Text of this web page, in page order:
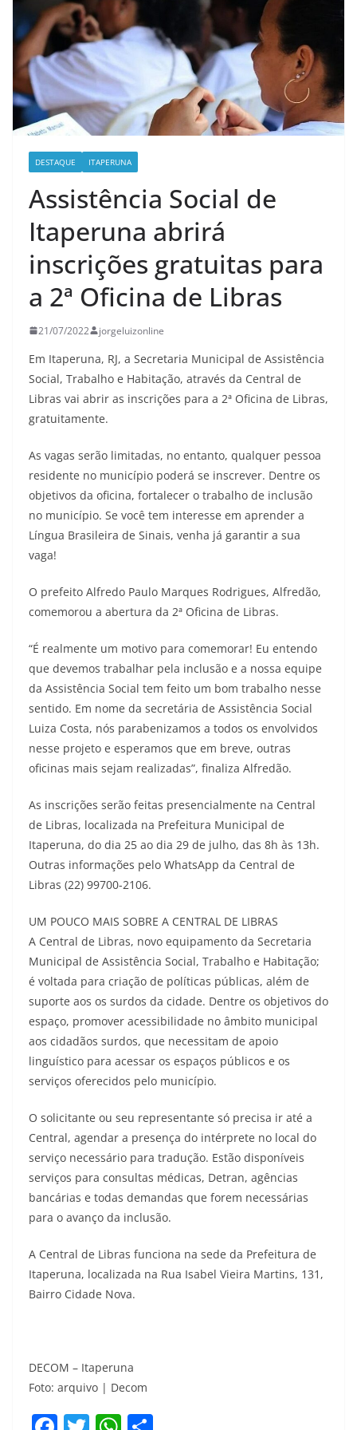
DESTAQUE ITAPERUNA
Assistência Social de
Itaperuna abrirá
inscrições gratuitas para
a 2ª Oficina de Libras
21/07/2022 jorgeluizonline
Em Itaperuna, RJ, a Secretaria Municipal de Assistência
Social, Trabalho e Habitação, através da Central de
Libras vai abrir as inscrições para a 2ª Oficina de Libras,
gratuitamente.
As vagas serão limitadas, no entanto, qualquer pessoa
residente no município poderá se inscrever. Dentre os
objetivos da oficina, fortalecer o trabalho de inclusão
no município. Se você tem interesse em aprender a
Língua Brasileira de Sinais, venha já garantir a sua
vaga!
O prefeito Alfredo Paulo Marques Rodrigues, Alfredão,
comemorou a abertura da 2ª Oficina de Libras.
“É realmente um motivo para comemorar! Eu entendo
que devemos trabalhar pela inclusão e a nossa equipe
da Assistência Social tem feito um bom trabalho nesse
sentido. Em nome da secretária de Assistência Social
Luiza Costa, nós parabenizamos a todos os envolvidos
nesse projeto e esperamos que em breve, outras
oficinas mais sejam realizadas”, finaliza Alfredão.
As inscrições serão feitas presencialmente na Central
de Libras, localizada na Prefeitura Municipal de
Itaperuna, do dia 25 ao dia 29 de julho, das 8h às 13h.
Outras informações pelo WhatsApp da Central de
Libras (22) 99700-2106.
UM POUCO MAIS SOBRE A CENTRAL DE LIBRAS
A Central de Libras, novo equipamento da Secretaria
Municipal de Assistência Social, Trabalho e Habitação;
é voltada para criação de políticas públicas, além de
suporte aos os surdos da cidade. Dentre os objetivos do
espaço, promover acessibilidade no âmbito municipal
aos cidadãos surdos, que necessitam de apoio
linguístico para acessar os espaços públicos e os
serviços oferecidos pelo município.
O solicitante ou seu representante só precisa ir até a
Central, agendar a presença do intérprete no local do
serviço necessário para tradução. Estão disponíveis
serviços para consultas médicas, Detran, agências
bancárias e todas demandas que forem necessárias
para o avanço da inclusão.
A Central de Libras funciona na sede da Prefeitura de
Itaperuna, localizada na Rua Isabel Vieira Martins, 131,
Bairro Cidade Nova.
DECOM – Itaperuna
Foto: arquivo | Decom